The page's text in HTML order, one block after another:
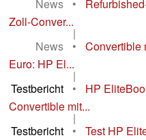
News
•
Zoll-Conver...
|
News
•
Convertible
Euro: HP El...
|
Testbericht
•
HP
Convertible mit...
|
Testbericht
•
Test HP